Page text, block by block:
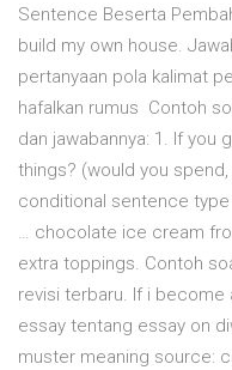
Sentence Beserta
build my own house.
pertanyaan pola kalimat
hafalkan rumus Contoh
dan jawabannya: 1. If you
things? (would you
conditional sentence
… chocolate ice cream
extra toppings. Contoh
revisi terbaru. If i become
essay tentang essay on
muster meaning source: